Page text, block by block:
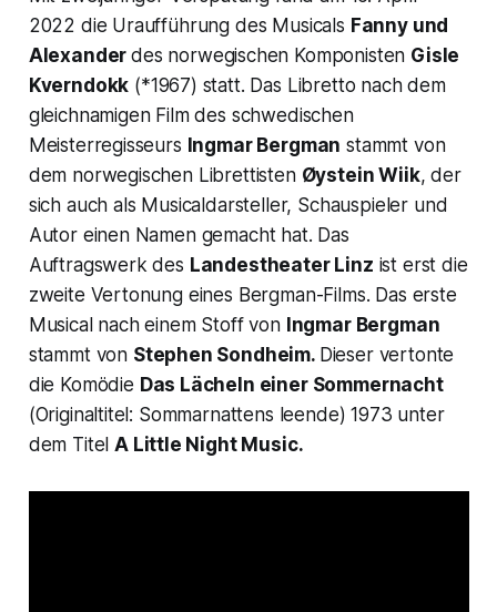
2022 die Uraufführung des Musicals Fanny und
Alexander des norwegischen Komponisten Gisle
Kverndokk (*1967) statt. Das Libretto nach dem
gleichnamigen Film des schwedischen
Meisterregisseurs Ingmar Bergman stammt von
dem norwegischen Librettisten Øystein Wiik, der
sich auch als Musicaldarsteller, Schauspieler und
Autor einen Namen gemacht hat. Das
Auftragswerk des Landestheater Linz ist erst die
zweite Vertonung eines Bergman-Films. Das erste
Musical nach einem Stoff von Ingmar Bergman
stammt von Stephen Sondheim. Dieser vertonte
die Komödie Das Lächeln einer Sommernacht
(Originaltitel: Sommarnattens leende) 1973 unter
dem TitelA Little Night Music.